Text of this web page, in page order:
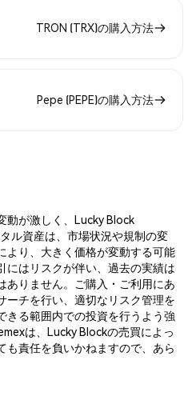
TRON (TRX)の購入方法
Pepe (PEPE)の購入方法
動が激しく、Lucky Block
ル資産は、市場状況や規制の変
より、大きく価格が変動する可能
にはリスクが伴い、過去の実績は
ありません。ご購入・ご利用にあ
ーチを行い、適切なリスク管理を
きる範囲内での投資を行うよう強
は、Lucky Blockの売買によっ
も責任を負いかねますので、あら